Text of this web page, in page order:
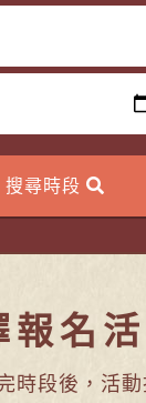
搜尋時段
報名
時段後，活